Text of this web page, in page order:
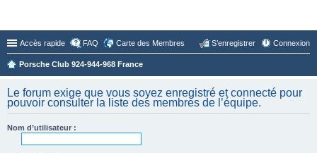
Accès rapide FAQ Carte des Membres Connexion
S’enregistrer
Porsche Club 924-944-968 France
Le forum exige que vous soyez enregistré et connecté pour
pouvoir consulter la liste des membres de l’équipe.
Nom d’utilisateur :